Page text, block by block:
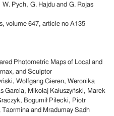
Pych, G. Hajdu and G. Rojas
volume 647, article no A135
Photometric Maps of Local and
and Sculptor
Wolfgang Gieren, Weronika
García, Mikołaj Kałuszyński, Marek
Bogumił Pilecki, Piotr
and Mradumay Sadh